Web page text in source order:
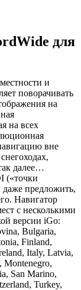
для
и
поворачивать
на
на всех
вне
далее…
(«точки
даже предложить,
Навигатор
с несколькими
версии iGo:
Bulgaria,
Finland,
Italy, Latvia,
Montenegro,
San Marino,
Turkey,